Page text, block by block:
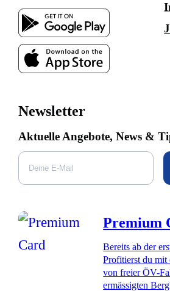
Newsletter
Aktuelle Angebote, News &
Premium
Bereits ab der
Profitierst du mit
von freier ÖV-
ermässigten